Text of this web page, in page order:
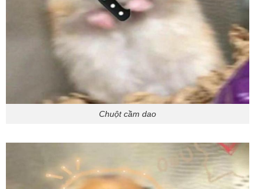
Chuột cầm dao